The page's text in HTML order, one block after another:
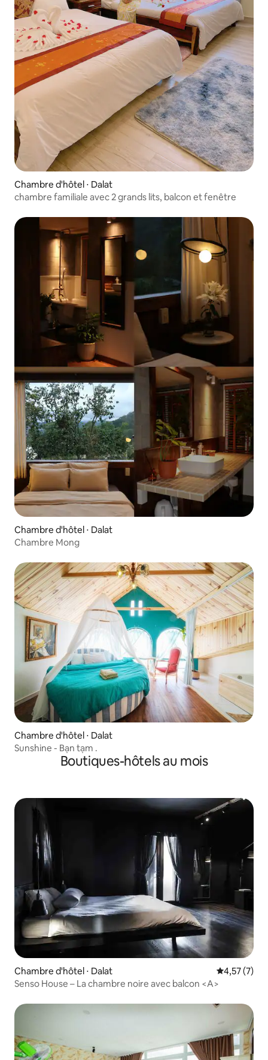
Chambre d'hôtel ⋅ Dalat
chambre familiale avec 2 grands lits, balcon et fenêtre
Chambre d'hôtel ⋅ Dalat
Chambre Mong
Chambre d'hôtel ⋅ Dalat
Sunshine - Bạn tạm .
Boutiques-hôtels au mois
Chambre d'hôtel ⋅ Dalat Évaluation
4,57 (7)
Senso House – La chambre noire avec balcon <A>